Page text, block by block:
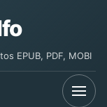
EPUB, PDF, MOBI